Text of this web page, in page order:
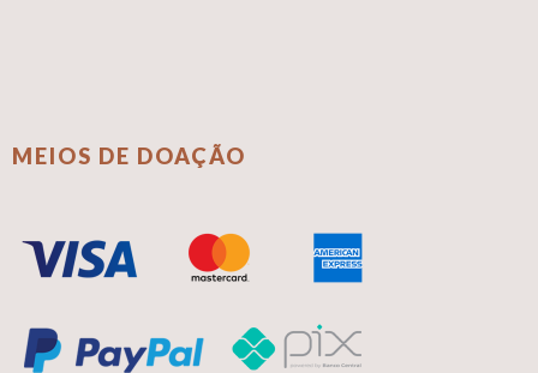
MEIOS DE DOAÇÃO